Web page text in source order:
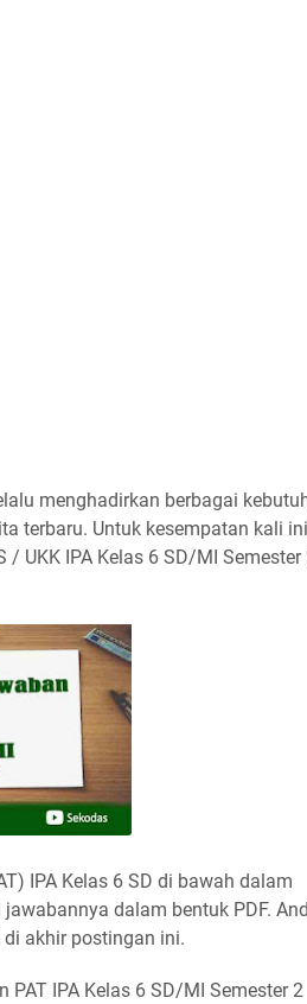
menghadirkan berbagai
terbaru. Untuk kesempatan kali ini
UKK IPA Kelas 6 SD/MI Semester
IPA Kelas 6 SD di bawah dalam
dalam bentuk PDF.
akhir postingan ini.
IPA Kelas 6 SD/MI Semester 2